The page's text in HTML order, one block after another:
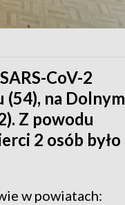
CoV-2
na Dolnym
Z powodu
2 osób było
w powiatach: